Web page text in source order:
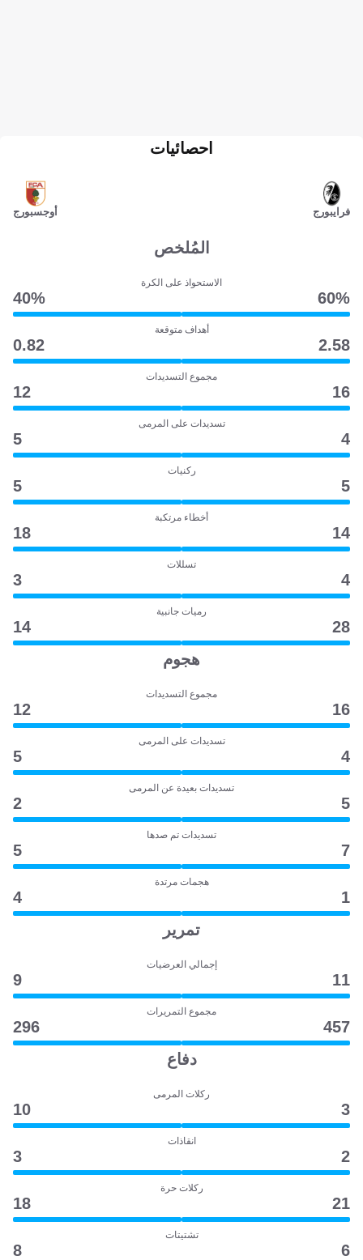
فرايبورج
احصائيات
أوجسبورج
المُلخص
الاستحواذ على الكرة
60‎%‎
40‎%‎
أهداف متوقعة
2.58
0.82
مجموع التسديدات
16
12
تسديدات على المرمى
4
5
ركنيات
5
5
أخطاء مرتكبة
14
18
تسللات
4
3
رميات جانبية
28
14
هجوم
مجموع التسديدات
16
12
تسديدات على المرمى
4
5
تسديدات بعيدة عن المرمى
5
2
تسديدات تم صدها
7
5
هجمات مرتدة
1
4
تمرير
إجمالي العرضيات
11
9
مجموع التمريرات
457
296
دفاع
ركلات المرمى
3
10
انقاذات
2
3
ركلات حرة
21
18
تشتيتات
6
8